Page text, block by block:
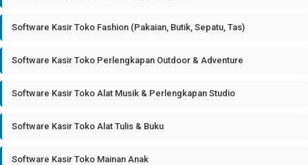
Software Kasir Toko Fashion (Pakaian, Butik, Sepatu, Tas)
Software Kasir Toko Perlengkapan Outdoor & Adventure
Software Kasir Toko Alat Musik & Perlengkapan Studio
Software Kasir Toko Alat Tulis & Buku
Software Kasir Toko Mainan Anak